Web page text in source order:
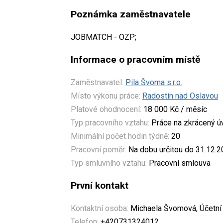
Poznámka zaměstnavatele
JOBMATCH - OZP;
Informace o pracovním místě
Zaměstnavatel: Pila Švoma s.r.o.
Místo výkonu práce: Radostín nad Oslavou
Platové ohodnocení: 18 000 Kč / měsíc
Typ pracovního vztahu: Práce na zkrácený
Minimální počet hodin týdně: 20
Pracovní poměr: Na dobu určitou do
Typ smluvního vztahu: Pracovní smlouva
První kontakt
Kontaktní osoba: Michaela Švomová, Účetní